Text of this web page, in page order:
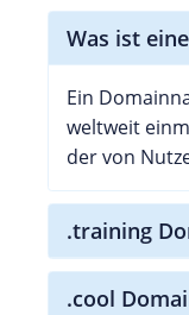
Was ist
Ein
weltweit
der von
.training
.cool